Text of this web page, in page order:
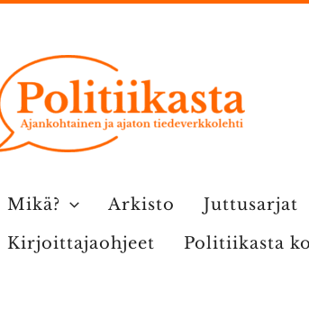
Mikä? Arkisto Juttusarjat
Kirjoittajaohjeet
Politiikasta